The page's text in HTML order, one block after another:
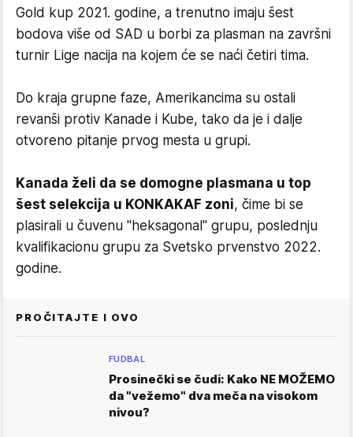
Gold kup 2021. godine, a trenutno imaju šest
bodova više od SAD u borbi za plasman na završni
turnir Lige nacija na kojem će se naći četiri tima.
Do kraja grupne faze, Amerikancima su ostali
revanši protiv Kanade i Kube, tako da je i dalje
otvoreno pitanje prvog mesta u grupi.
Kanada želi da se domogne plasmana u top
šest selekcija u KONKAKAF zoni, čime bi se
plasirali u čuvenu "heksagonal" grupu, poslednju
kvalifikacionu grupu za Svetsko prvenstvo 2022.
godine.
PROČITAJTE I OVO
FUDBAL
Prosinečki se čudi: Kako NE MOŽEMO
da "vežemo" dva meča na visokom
nivou?